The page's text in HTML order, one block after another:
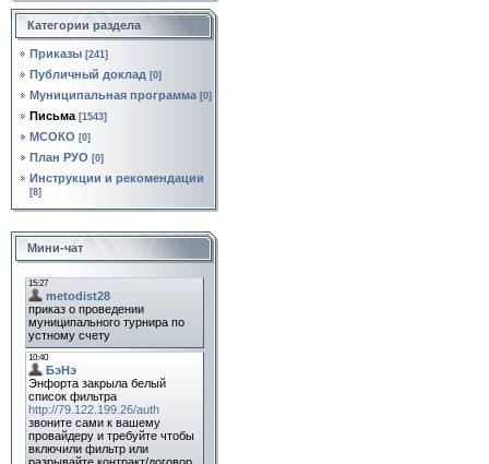
Категории раздела
Приказы [241]
Публичный доклад [0]
Муниципальная программа [0]
Письма [1543]
МСОКО [0]
План РУО [0]
Инструкции и рекомендации
[8]
Мини-чат